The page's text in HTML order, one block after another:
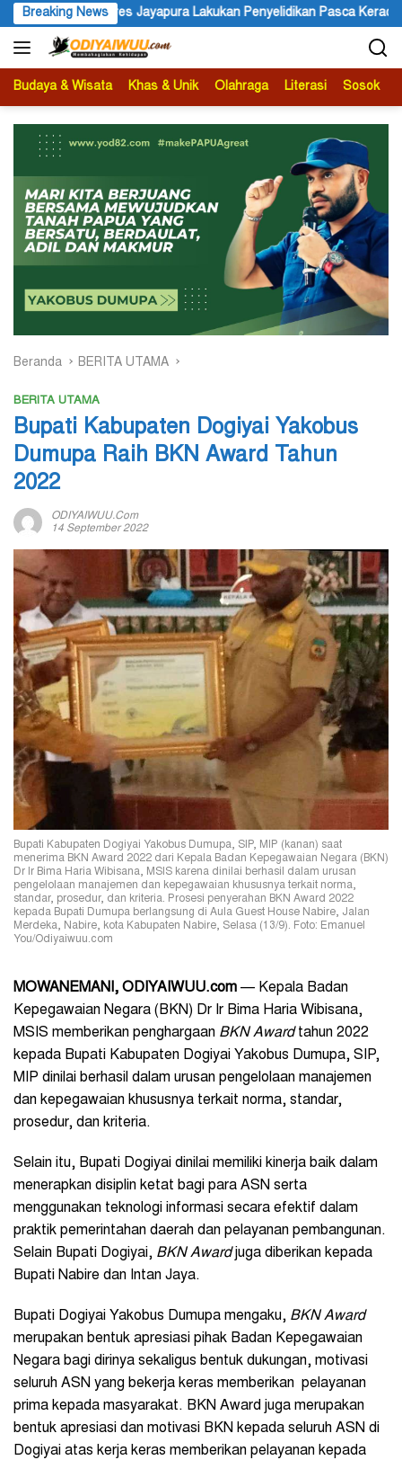
Langsung
ke
konten
Breaking NewsPasca Keracunan Akibat Dugaan Menu MBG di Depapre
Budaya & Wisata Khas & Unik Olahraga Literasi Sosok
Beranda BERITA UTAMA
BERITA UTAMA
Bupati Kabupaten Dogiyai Yakobus
Dumupa Raih BKN Award Tahun
2022
ODIYAIWUU.com
14 September 2022
Bupati Kabupaten Dogiyai Yakobus Dumupa, SIP, MIP (kanan) saat
menerima BKN Award 2022 dari Kepala Badan Kepegawaian Negara (BKN)
Dr Ir Bima Haria Wibisana, MSIS karena dinilai berhasil dalam urusan
pengelolaan manajemen dan kepegawaian khususnya terkait norma,
standar, prosedur, dan kriteria. Prosesi penyerahan BKN Award 2022
kepada Bupati Dumupa berlangsung di Aula Guest House Nabire, Jalan
Merdeka, Nabire, kota Kabupaten Nabire, Selasa (13/9). Foto: Emanuel
You/Odiyaiwuu.com
MOWANEMANI , ODIYAIWUU.com — Kepala Badan
Kepegawaian Negara (BKN) Dr Ir Bima Haria Wibisana,
MSIS memberikan penghargaan BKN Awardtahun 2022
kepada Bupati Kabupaten Dogiyai Yakobus Dumupa, SIP,
MIP dinilai berhasil dalam urusan pengelolaan manajemen
dan kepegawaian khususnya terkait norma, standar,
prosedur, dan kriteria.
Selain itu, Bupati Dogiyai dinilai memiliki kinerja baik dalam
menerapkan disiplin ketat bagi para ASN serta
menggunakan teknologi informasi secara efektif dalam
praktik pemerintahan daerah dan pelayanan pembangunan.
Selain Bupati Dogiyai, BKN Awardjuga diberikan kepada
Bupati Nabire dan Intan Jaya.
Bupati Dogiyai Yakobus Dumupa mengaku, BKN Award
merupakan bentuk apresiasi pihak Badan Kepegawaian
Negara bagi dirinya sekaligus bentuk dukungan, motivasi
seluruh ASN yang bekerja keras memberikan pelayanan
prima kepada masyarakat. BKN Award juga merupakan
bentuk apresiasi dan motivasi BKN kepada seluruh ASN di
Dogiyai atas kerja keras memberikan pelayanan kepada